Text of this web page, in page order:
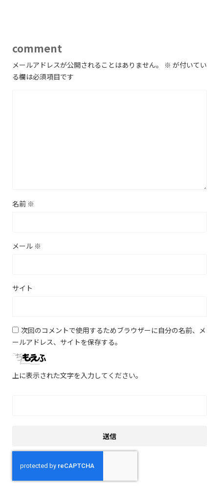
comment
メールアドレスが公開されることはありません。 ※ が付いてい
る欄は必須項目です
名前 ※
メール ※
サイト
次回のコメントで使用するためブラウザーに自分の名前、メ
ールアドレス、サイトを保存する。
上に表示された文字を入力してください。